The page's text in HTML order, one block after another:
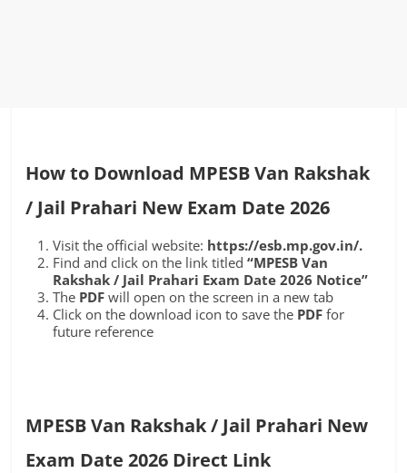
How to Download MPESB Van Rakshak
/ Jail Prahari New Exam Date 2026
Visit the official website: https://esb.mp.gov.in/.
Find and click on the link titled“MPESB Van
Rakshak / Jail Prahari Exam Date 2026 Notice”
The PDF will open on the screen in a new tab
Click on the download icon to save the PDF for
future reference
MPESB Van Rakshak / Jail Prahari New
Exam Date 2026 Direct Link